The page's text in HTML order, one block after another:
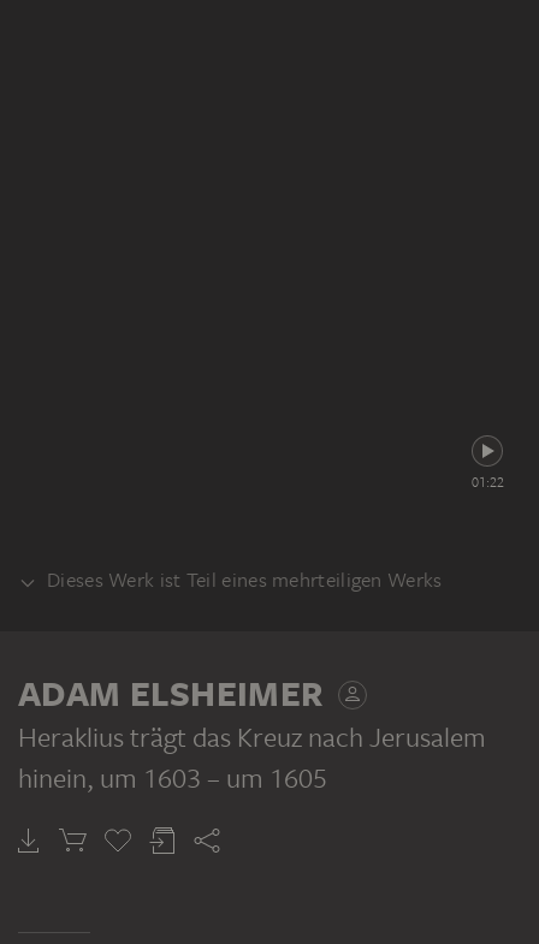
01:22
Dieses Werk ist Teil eines mehrteiligen Werks
ADAM ELSHEIMER
Heraklius trägt das Kreuz nach Jerusalem
hinein, um 1603 – um 1605